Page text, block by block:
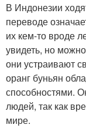
В Индонезии
переводе
их кем-то вроде
увидеть, но
они устраивают
оранг буньян
способностями.
людей, так как
мире.